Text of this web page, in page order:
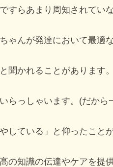
すらあまり周知されてい
ゃんが発達において最適
聞かれることがあります。
らっしゃいます。(だから
している」と仰ったこと
の知識の伝達やケアを提